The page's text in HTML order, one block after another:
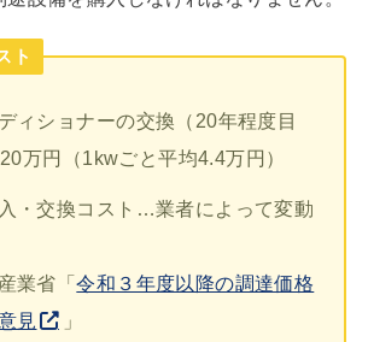
ト
ィショナーの交換（20年程度目
万円（1kwごと平均4.4万円）
・交換コスト…業者によって変動
業省「令和３年度以降の調達価格
見
」